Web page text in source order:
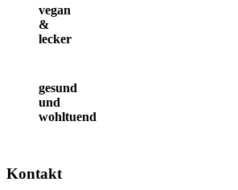
vegan
&
lecker
gesund
und
wohltuend
Kontakt